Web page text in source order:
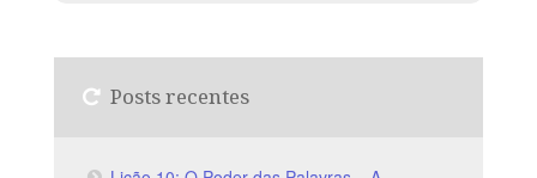
Posts recentes